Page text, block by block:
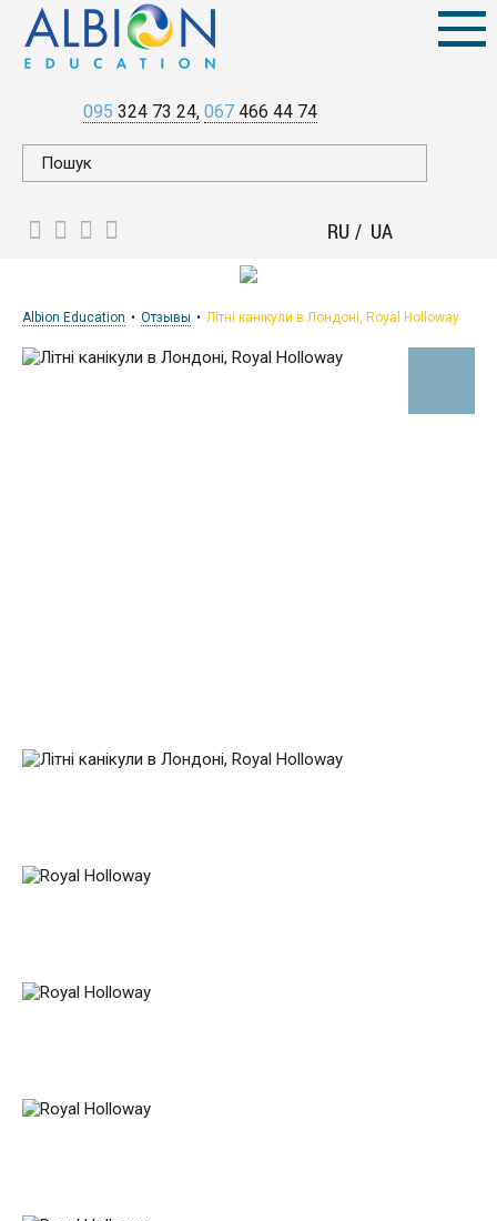
095 324 73 24 067 466 44 74
RU UA
Albion Education Отзывы Літні канікули в Лондоні, Royal Holloway